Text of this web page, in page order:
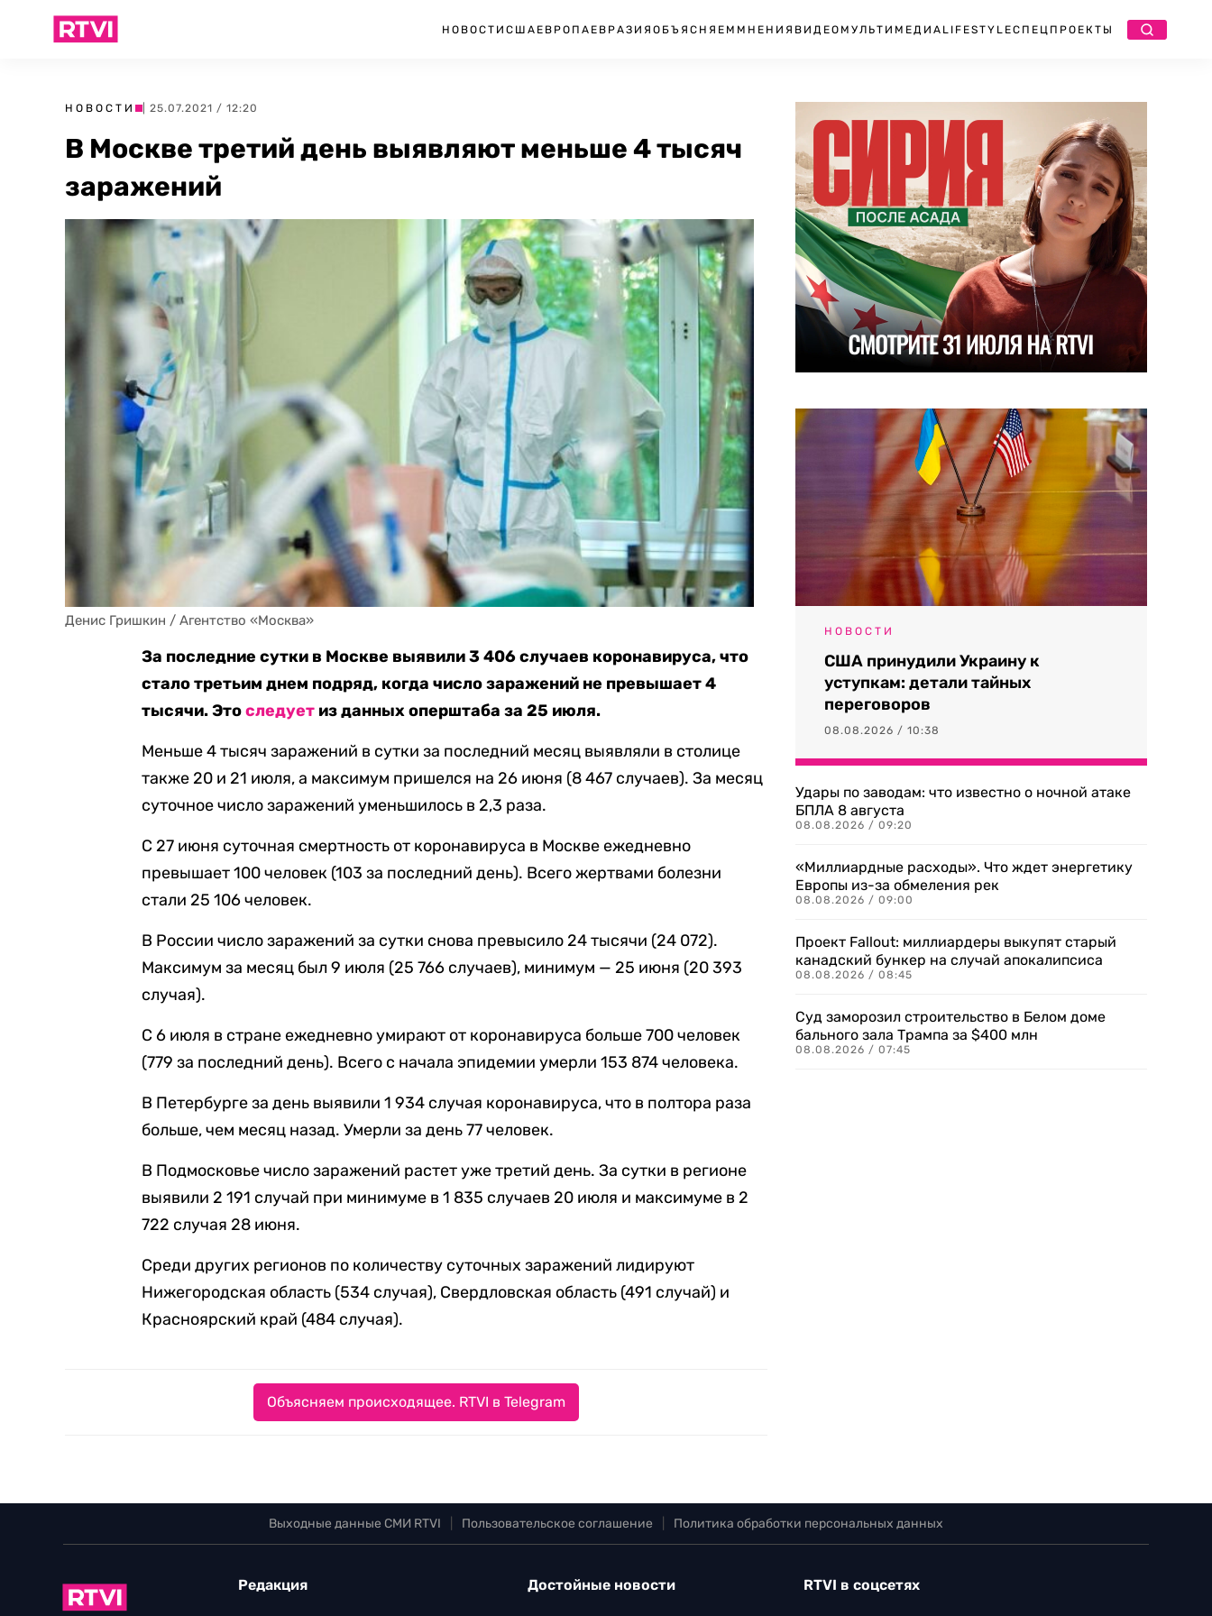
НОВОСТИ США ЕВРОПА ЕВРАЗИЯ ОБЪЯСНЯЕМ МНЕНИЯ ВИДЕО МУЛЬТИМЕДИА LIFESTYLEСПЕЦПРОЕКТЫ
НОВОСТИ | 25.07.2021 / 12:20
В Москве третий день выявляют меньше 4 тысяч
заражений
Денис Гришкин / Агентство «Москва»
За последние сутки в Москве выявили 3 406 случаев коронавируса, что
стало третьим днем подряд, когда число заражений не превышает 4
тысячи. Этоследует из данных оперштаба за 25 июля.
Меньше 4 тысяч заражений в сутки за последний месяц выявляли в столице
также 20 и 21 июля, а максимум пришелся на 26 июня (8 467 случаев). За месяц
суточное число заражений уменьшилось в 2,3 раза.
С 27 июня суточная смертность от коронавируса в Москве ежедневно
превышает 100 человек (103 за последний день). Всего жертвами болезни
стали 25 106 человек.
В России число заражений за сутки снова превысило 24 тысячи (24 072).
Максимум за месяц был 9 июля (25 766 случаев), минимум — 25 июня (20 393
случая).
С 6 июля в стране ежедневно умирают от коронавируса больше 700 человек
(779 за последний день). Всего с начала эпидемии умерли 153 874 человека.
В Петербурге за день выявили 1 934 случая коронавируса, что в полтора раза
больше, чем месяц назад. Умерли за день 77 человек.
В Подмосковье число заражений растет уже третий день. За сутки в регионе
выявили 2 191 случай при минимуме в 1 835 случаев 20 июля и максимуме в 2
722 случая 28 июня.
Среди других регионов по количеству суточных заражений лидируют
Нижегородская область (534 случая), Свердловская область (491 случай) и
Красноярский край (484 случая).
Объясняем происходящее. RTVI в Telegram
НОВОСТИ
США принудили Украину к
уступкам: детали тайных
переговоров
08.08.2026 / 10:38
Удары по заводам: что известно о ночной атаке
БПЛА 8 августа
08.08.2026 / 09:20
«Миллиардные расходы». Что ждет энергетику
Европы из-за обмеления рек
08.08.2026 / 09:00
Проект Fallout: миллиардеры выкупят старый
канадский бункер на случай апокалипсиса
08.08.2026 / 08:45
Суд заморозил строительство в Белом доме
бального зала Трампа за $400 млн
08.08.2026 / 07:45
Выходные данные СМИ RTVI Пользовательское соглашение Политика обработки персональных данных
Редакция Достойные новости RTVI в соцсетях